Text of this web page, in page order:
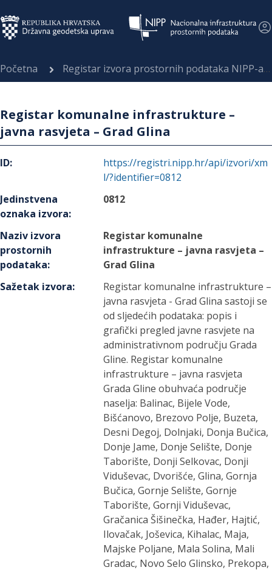
Početna Registar izvora prostornih podataka NIPP-a
Registar komunalne infrastrukture –
javna rasvjeta – Grad Glina
ID:
https://registri.nipp.hr/api/izvori/xm
l/?identifier=0812
Jedinstvena
oznaka izvora:
0812
Naziv izvora
prostornih
podataka:
Registar komunalne
infrastrukture – javna rasvjeta –
Grad Glina
Sažetak izvora:
Registar komunalne infrastrukture –
javna rasvjeta - Grad Glina sastoji se
od sljedećih podataka: popis i
grafički pregled javne rasvjete na
administrativnom području Grada
Gline. Registar komunalne
infrastrukture – javna rasvjeta
Grada Gline obuhvaća područje
naselja: Balinac, Bijele Vode,
Bišćanovo, Brezovo Polje, Buzeta,
Desni Degoj, Dolnjaki, Donja Bučica,
Donje Jame, Donje Selište, Donje
Taborište, Donji Selkovac, Donji
Viduševac, Dvorišće, Glina, Gornja
Bučica, Gornje Selište, Gornje
Taborište, Gornji Viduševac,
Gračanica Šišinečka, Hađer, Hajtić,
Ilovačak, Joševica, Kihalac, Maja,
Majske Poljane, Mala Solina, Mali
Gradac, Novo Selo Glinsko, Prekopa,